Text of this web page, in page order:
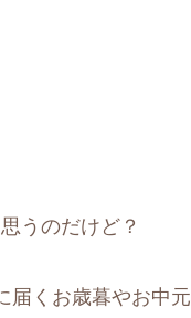
うのだけど？
届くお歳暮やお中元